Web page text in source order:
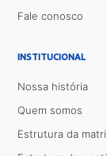
Fale conosco
INSTITUCIONAL
Nossa história
Quem somos
Estrutura da